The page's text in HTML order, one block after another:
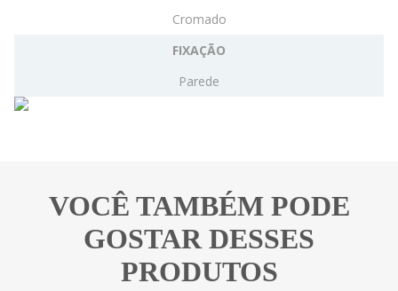
Cromado
FIXAÇÃO
Parede
VOCÊ TAMBÉM PODE
GOSTAR DESSES
PRODUTOS